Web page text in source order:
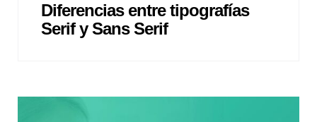
Diferencias entre tipografías
Serif y Sans Serif